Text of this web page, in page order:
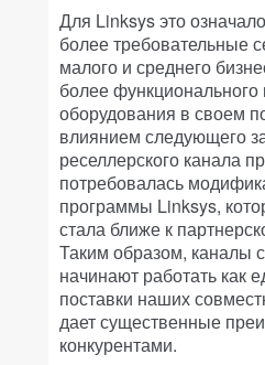
Для Linksys это
более требовательные
малого и среднего
более функционального
оборудования в своем
влиянием следующего
реселлерского канала
потребовалась
программы Linksys,
стала ближе к
Таким образом, каналы
начинают работать как
поставки наших
дает существенные
конкурентами.